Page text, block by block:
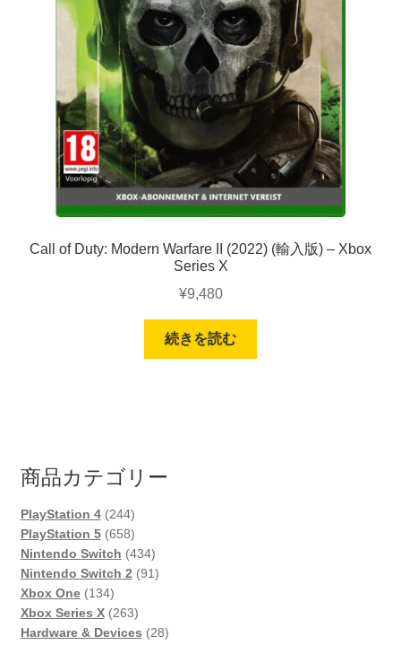
Call of Duty: Modern Warfare II (2022) (輸入版) – Xbox
Series X
¥9,480
続きを読む
商品カテゴリー
PlayStation 4 244244
個
の
商
PlayStation 5 658658
個
の
品
Nintendo Switch 434434
個
品
Nintendo Switch 2 9191
商
Xbox One 134134
個
の
Xbox Series X 263263
個
Hardware & Devices 2828